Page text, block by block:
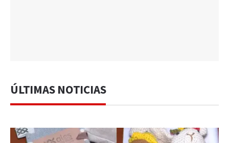
ÚLTIMAS NOTICIAS